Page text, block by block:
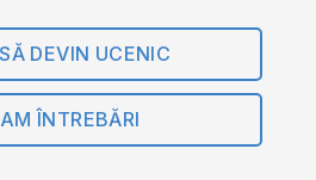
DEVIN UCENIC
ÎNTREBĂRI